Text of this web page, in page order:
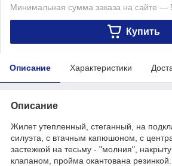
Минимальная сумма заказа на сайте —
Купить
Описание Характеристики
Описание
Жилет утепленный, стеганный, на
силуэта, с втачным капюшоном, с
застежкой на тесьму - "молния",
клапаном, пройма окантована